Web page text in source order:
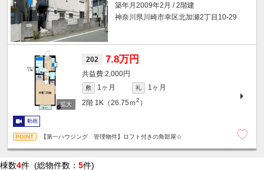
築年月2009年2月 / 2階建
神奈川県川崎市幸区北加瀬2丁目10-29
202 7.8万円
2,000円
敷 1ヶ月 礼
1ヶ月
2階 1K（26.75ｍ2 ）
動画
【第一ハウジング 管理物件】ロフト付きの角部屋☆
棟数4件 (総物件数： 5件)